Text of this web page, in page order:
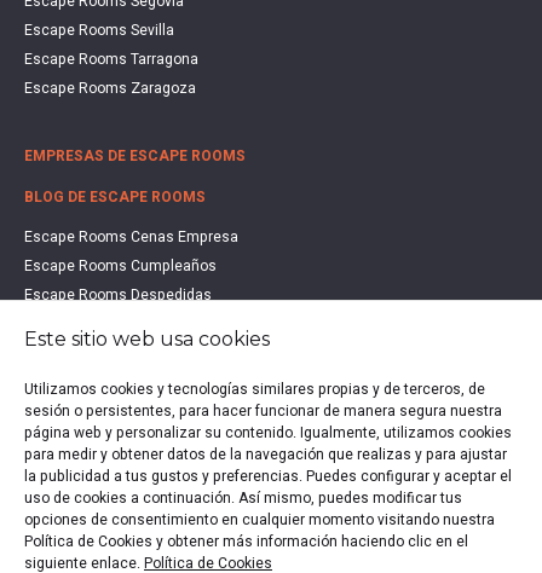
Escape Rooms Sevilla
Escape Rooms Tarragona
Escape Rooms Zaragoza
EMPRESAS DE ESCAPE ROOMS
BLOG DE ESCAPE ROOMS
Escape Rooms Cenas Empresa
Escape Rooms Cumpleaños
Escape Rooms Despedidas
Escape Rooms Familias
Escape Rooms Halloween
Escape Rooms San Valentín
Estudio de Mercado Escape Rooms 2021
Qué es un Escape Room
Qué es un Hall Escape
Este sitio web usa cookies
Utilizamos cookies y tecnologías similares propias y de terceros, de
sesión o persistentes, para hacer funcionar de manera segura nuestra
página web y personalizar su contenido. Igualmente, utilizamos cookies
para medir y obtener datos de la navegación que realizas y para ajustar
la publicidad a tus gustos y preferencias. Puedes configurar y aceptar el
uso de cookies a continuación. Así mismo, puedes modificar tus
opciones de consentimiento en cualquier momento visitando nuestra
Política de Cookies y obtener más información haciendo clic en el
siguiente enlace. Política de Cookies